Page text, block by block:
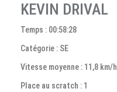
KEVIN DRIVAL
Temps : 00:58:28
Catégorie : SE
Vitesse moyenne : 11,8 km/h
Place au scratch : 1